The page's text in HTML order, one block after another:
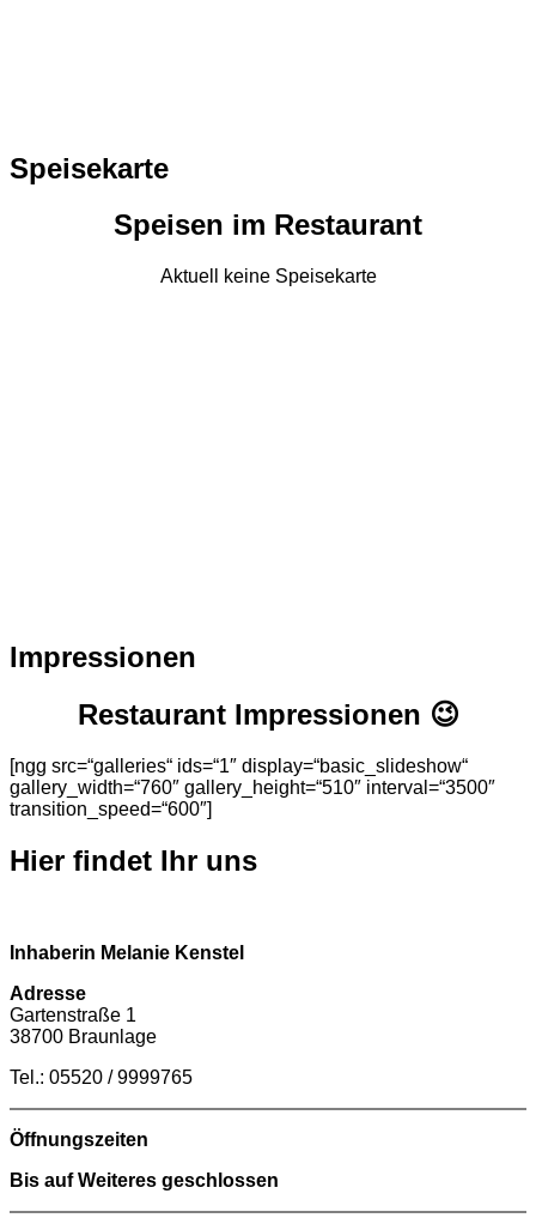
Speisekarte
Speisen im Restaurant
Aktuell keine Speisekarte
Impressionen
Restaurant Impressionen 😉
[ngg src=“galleries“ ids=“1″ display=“basic_slideshow“
gallery_width=“760″ gallery_height=“510″ interval=“3500″
transition_speed=“600″]
Hier findet Ihr uns
Inhaberin Melanie Kenstel
Adresse
Gartenstraße 1
38700 Braunlage
Tel.: 05520 / 9999765
Öffnungszeiten
Bis auf Weiteres geschlossen